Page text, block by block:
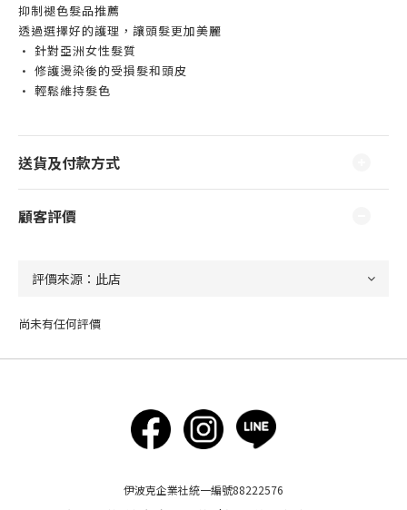
抑制褪色髮品推薦
透過選擇好的護理，讓頭髮更加美麗
• 針對亞洲女性髮質
• 修護燙染後的受損髮和頭皮
• 輕鬆維持髮色
送貨及付款方式
顧客評價
尚未有任何評價
伊波克企業社統一編號88222576